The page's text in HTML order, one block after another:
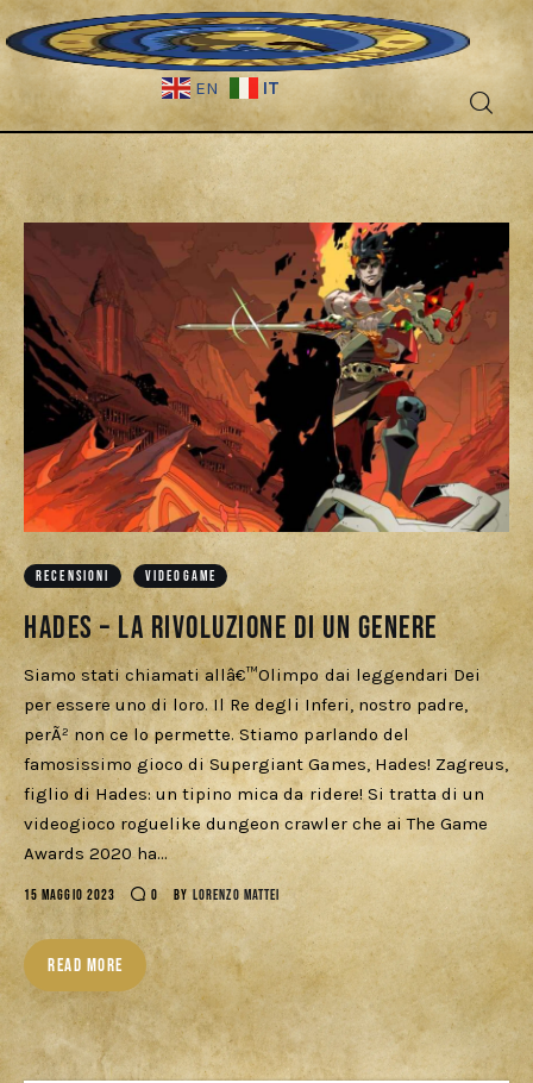
EN IT
Fantascienza
Fantasy
Games
Recensioni
Libri e fumetti
Cercatori
Download
RECENSIONI VIDEOGAME
Hades – La rivoluzione di un genere
Siamo stati chiamati allâ€™Olimpo dai leggendari Dei
per essere uno di loro. Il Re degli Inferi, nostro padre,
perÃ² non ce lo permette. Stiamo parlando del
famosissimo gioco di Supergiant Games, Hades! Zagreus,
figlio di Hades: un tipino mica da ridere! Si tratta di un
videogioco roguelike dungeon crawler che ai The Game
Awards 2020 ha…
15 MAGGIO 2023 0 BY LORENZO MATTEI
READ MORE